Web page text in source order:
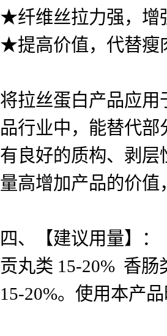
★纤维丝拉力强，增
★提高价值，代替瘦
将拉丝蛋白产品应
品行业中，能替代
有良好的质构、剥
量高增加产品的价
四、【建议用量】：
贡丸类 15-20% 香肠
15-20%。使用本产